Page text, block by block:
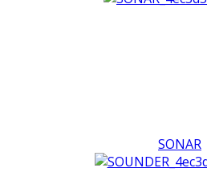
SONAR